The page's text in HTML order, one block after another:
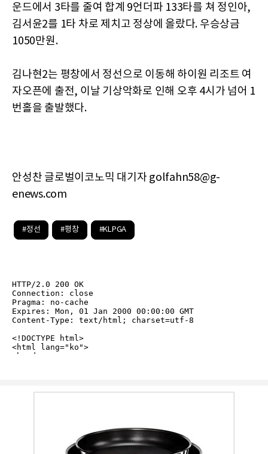
운드에서 3타를 줄여 합계 9언더파 133타를 쳐 정인아,
김서윤2를 1타 차로 제치고 정상에 올랐다. 우승상금
1050만원.
김나현2는 평창에서 정선으로 이동해 하이원 리조트 여
자오픈에 출전, 이날 기상악화로 인해 오후 4시가 넘어 1
번홀을 출발했다.
안성찬 글로벌이코노믹 대기자 golfahn58@g-
enews.com
#정선 #평창 #KLPGA